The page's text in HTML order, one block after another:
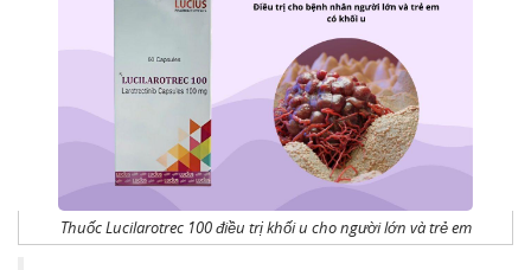
Thuốc Lucilarotrec 100 điều trị khối u cho người lớn và trẻ em